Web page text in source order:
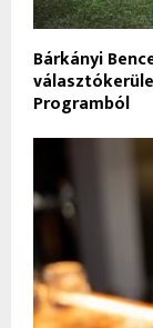
Bárkányi
Programból